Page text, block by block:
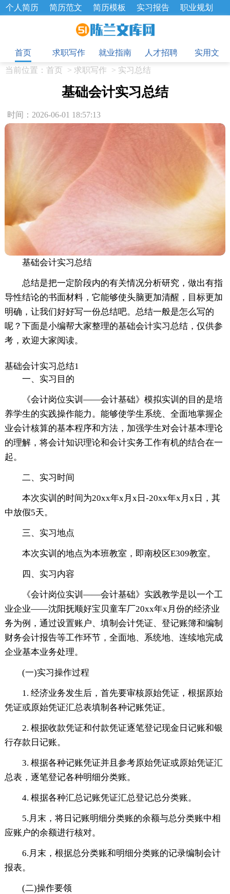
个人简历 简历范文 简历模板 实习报告
职业规划
招聘选拔 绩效考核 企业文化
工作总结
辞职报告
首页
求职写作 就业指南 人才招聘
实用文
当前位置： 首页 > 求职写作 > 实习总结
基础会计实习总结
时间：2026-06-01 18:57:13
基础会计实习总结
总结是把一定阶段内的有关情况分析研究，做出有指
导性结论的书面材料，它能够使头脑更加清醒，目标更加
明确，让我们好好写一份总结吧。总结一般是怎么写的
呢？下面是小编帮大家整理的基础会计实习总结，仅供参
考，欢迎大家阅读。
基础会计实习总结1
一、实习目的
《会计岗位实训——会计基础》模拟实训的目的是培
养学生的实践操作能力。能够使学生系统、全面地掌握企
业会计核算的基本程序和方法，加强学生对会计基本理论
的理解，将会计知识理论和会计实务工作有机的结合在一
起。
二、实习时间
本次实训的时间为20xx年x月x日-20xx年x月x日，其
中放假5天。
三、实习地点
本次实训的地点为本班教室，即南校区E309教室。
四、实习内容
《会计岗位实训——会计基础》实践教学是以一个工
业企业——沈阳抚顺好宝贝童车厂20xx年x月份的经济业
务为例，通过设置账户、填制会计凭证、登记账簿和编制
财务会计报告等工作环节，全面地、系统地、连续地完成
企业基本业务处理。
(一)实习操作过程
1. 经济业务发生后，首先要审核原始凭证，根据原始
凭证或原始凭证汇总表填制各种记账凭证。
2. 根据收款凭证和付款凭证逐笔登记现金日记账和银
行存款日记账。
3. 根据各种记账凭证并且参考原始凭证或原始凭证汇
总表，逐笔登记各种明细分类账。
4. 根据各种汇总记账凭证汇总登记总分类账。
5.月末，将日记账明细分类账的余额与总分类账中相
应账户的余额进行核对。
6.月末，根据总分类账和明细分类账的记录编制会计
报表。
(二)操作要领